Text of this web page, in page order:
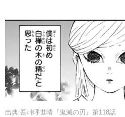
出典:吾峠呼世晴『鬼滅の刃』第118話